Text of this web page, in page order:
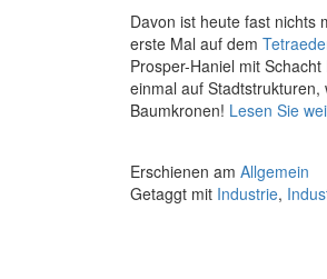
Davon ist heute fast nichts
erste Mal auf dem
Prosper-Haniel mit
einmal auf
Baumkronen! Lesen Sie
Erschienen am Allgemein
Getaggt mit Industrie,